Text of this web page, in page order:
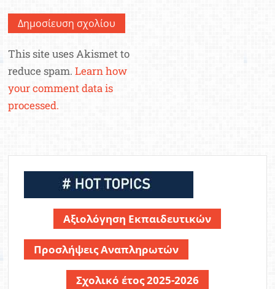
This site uses Akismet to
reduce spam.Learn how
your comment data is
processed.
Αξιολόγηση Εκπαιδευτικών
Προσλήψεις Αναπληρωτών
Σχολικό έτος 2025-2026